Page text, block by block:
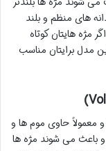
های منظم و بلند
مژه هایتان کوتاه
مدل برایتان مناسب
معمولاً حاوی موم ها و
و باعث می شوند مژه ها